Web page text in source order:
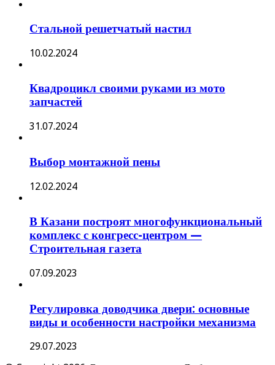
Стальной решетчатый настил
10.02.2024
Квадроцикл своими руками из мото
запчастей
31.07.2024
Выбор монтажной пены
12.02.2024
В Казани построят многофункциональный
комплекс с конгресс-центром —
Строительная газета
07.09.2023
Регулировка доводчика двери: основные
виды и особенности настройки механизма
29.07.2023